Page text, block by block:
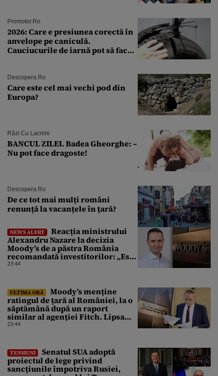
Promotor.ro
2026: Care e presiunea corectă în
anvelope pe caniculă.
Cauciucurile de iarnă pot să facă
Descopera.ro
Care este cel mai vechi pod din
Europa?
Râzi Cu Lacrimi
BANCUL ZILEI. Badea Gheorghe: –
Nu pot face dragoste!
Descopera.ro
De ce tot mai mulți români
renunță la vacanțele în țară?
NEWS ALERT
Reacția ministrului
Alexandru Nazare la decizia
Moody’s de a păstra România
recomandată investitorilor: „Este
un răgaz, dar în niciun caz un
23:44
ULTIMA ORĂ
Moody’s menține
ratingul de țară al României, la o
săptămână după un raport
similar al agenției Fitch. Lipsa
unui guvern cu puteri depline,
23:44
TENSIUNI
Senatul SUA adoptă
proiectul de lege privind
sancțiunile împotriva Rusiei,